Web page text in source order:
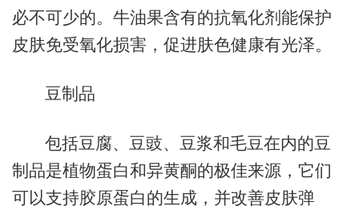
必不可少的。牛油果含有的抗氧化剂能保护
皮肤免受氧化损害，促进肤色健康有光泽。
豆制品
包括豆腐、豆豉、豆浆和毛豆在内的豆
制品是植物蛋白和异黄酮的极佳来源，它们
可以支持胶原蛋白的生成，并改善皮肤弹